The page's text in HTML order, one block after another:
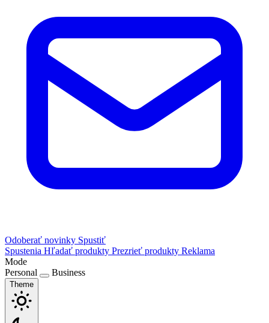
Odoberať novinky Spustiť
Spustenia Hľadať produkty Prezrieť produkty Reklama
Mode
Personal
Business
Theme